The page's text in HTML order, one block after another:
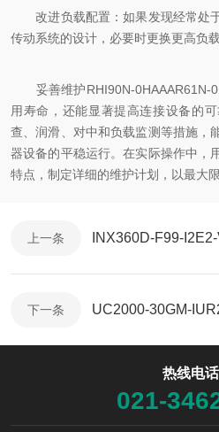
改进负载配置：如果发现经常处
传动系统的设计，必要时更换更高负
妥善维护RHI90N-0HAAAR61N-
用寿命，还能显著提高连接设备的
查、润滑、对中和负载监测等措施，
器设备的平稳运行。在实际操作中，
特点，制定详细的维护计划，以最大
上一条
下一条
热线电话
021-